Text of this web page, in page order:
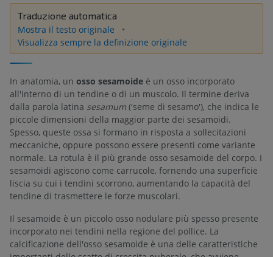
Traduzione automatica
Mostra il testo originale
Visualizza sempre la definizione originale
In anatomia, un osso sesamoide è un osso incorporato
all'interno di un tendine o di un muscolo. Il termine deriva
dalla parola latina sesamum ('seme di sesamo'), che indica le
piccole dimensioni della maggior parte dei sesamoidi.
Spesso, queste ossa si formano in risposta a sollecitazioni
meccaniche, oppure possono essere presenti come variante
normale. La rotula è il più grande osso sesamoide del corpo. I
sesamoidi agiscono come carrucole, fornendo una superficie
liscia su cui i tendini scorrono, aumentando la capacità del
tendine di trasmettere le forze muscolari.
Il sesamoide è un piccolo osso nodulare più spesso presente
incorporato nei tendini nella regione del pollice. La
calcificazione dell'osso sesamoide è una delle caratteristiche